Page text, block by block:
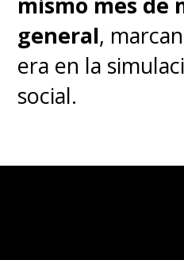
general,
era en la
social.